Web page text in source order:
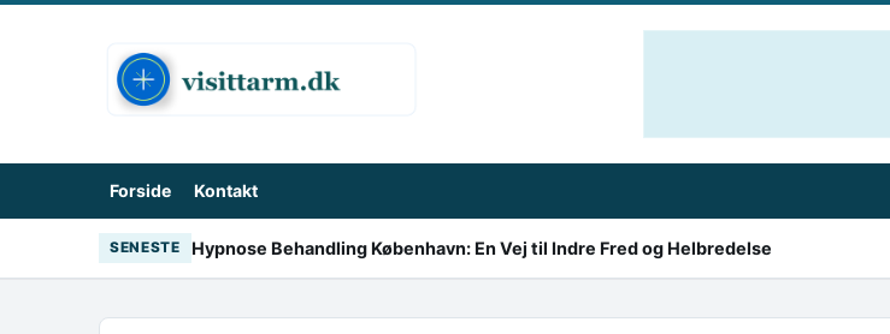
Forside Kontakt
SENESTE Hypnose Behandling København: En Vej til Indre Fred og Helbredelse